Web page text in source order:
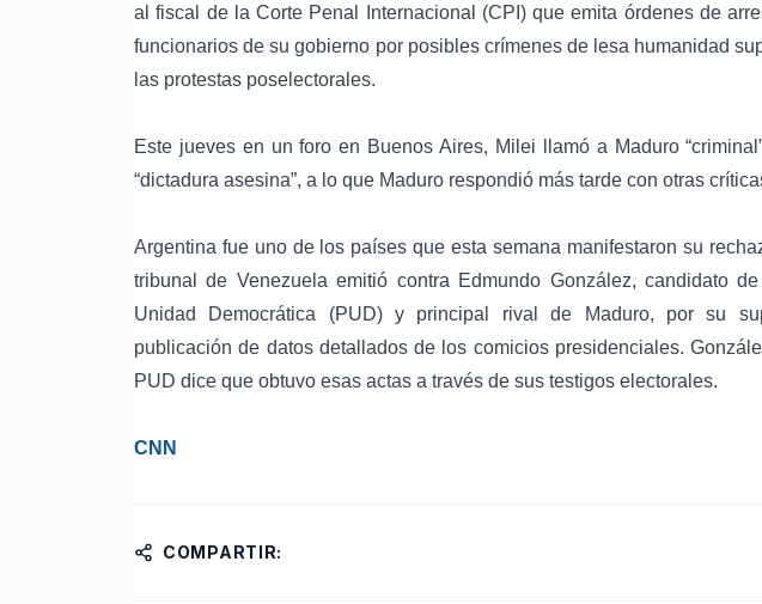
al fiscal de la Corte Penal Internacional (CPI) que emita órdenes de
funcionarios de su gobierno por posibles crímenes de lesa humanidad
las protestas poselectorales.
Este jueves en un foro en Buenos Aires, Milei llamó a Maduro
“dictadura asesina”, a lo que Maduro respondió más tarde con otras
Argentina fue uno de los países que esta semana manifestaron su
tribunal de Venezuela emitió contra Edmundo González, candidato
Unidad Democrática (PUD) y principal rival de Maduro, por su
publicación de datos detallados de los comicios presidenciales.
PUD dice que obtuvo esas actas a través de sus testigos electorales.
CNN
COMPARTIR: